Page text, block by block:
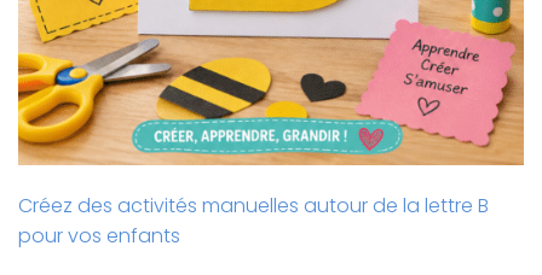
Créez des activités manuelles autour de la lettre B
pour vos enfants